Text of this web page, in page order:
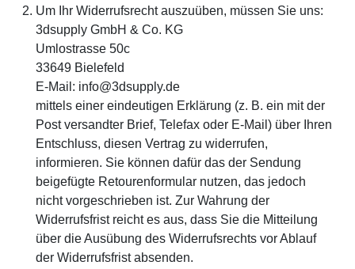
Um Ihr Widerrufsrecht auszuüben, müssen Sie uns:
3dsupply GmbH & Co. KG
Umlostrasse 50c
33649 Bielefeld
E-Mail: info@3dsupply.de
mittels einer eindeutigen Erklärung (z. B. ein mit der
Post versandter Brief, Telefax oder E-Mail) über Ihren
Entschluss, diesen Vertrag zu widerrufen,
informieren. Sie können dafür das der Sendung
beigefügte Retourenformular nutzen, das jedoch
nicht vorgeschrieben ist. Zur Wahrung der
Widerrufsfrist reicht es aus, dass Sie die Mitteilung
über die Ausübung des Widerrufsrechts vor Ablauf
der Widerrufsfrist absenden.